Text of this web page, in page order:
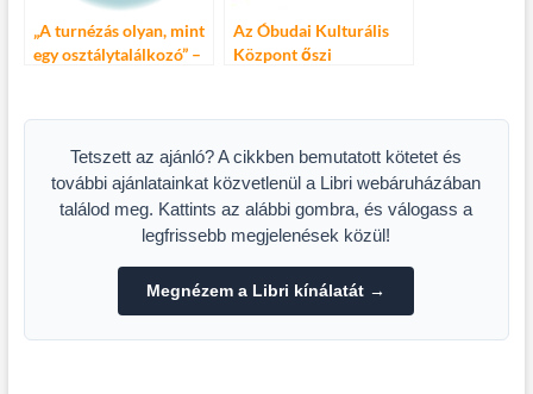
„A turnézás olyan, mint
egy osztálytalálkozó” –
Az Óbudai Kulturális
Központ őszi
Tetszett az ajánló? A cikkben bemutatott kötetet és
további ajánlatainkat közvetlenül a Libri webáruházában
találod meg. Kattints az alábbi gombra, és válogass a
legfrissebb megjelenések közül!
Megnézem a Libri kínálatát →